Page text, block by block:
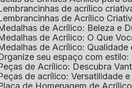
Lembrancinhas de acrílico
Lembrancinhas de Acrílico
Medalhas de Acrílico: Beleza e
Medalhas de Acrílico: O Que
Medalhas de Acrílico:
Organize seu espaço com
Peças de Acrílico: Descubra
Peças de acrílico: Versatilidade
Placa de Homenagem de